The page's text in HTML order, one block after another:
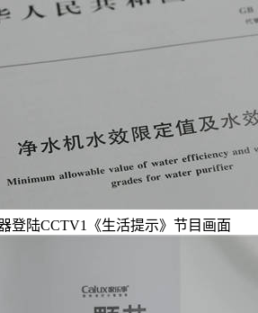
登陆CCTV1《生活提示》节目画面